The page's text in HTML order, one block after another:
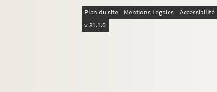
Plan du site Mentions Légales
v 31.1.0